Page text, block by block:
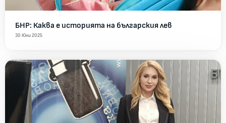
БНР: Каква е историята на българския лев
30 Юни 2025